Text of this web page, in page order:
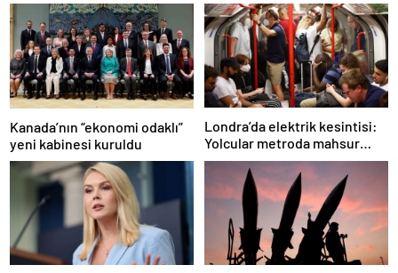
Kanada’nın “ekonomi odaklı”
yeni kabinesi kuruldu
Londra’da elektrik kesintisi:
Yolcular metroda mahsur
kaldı